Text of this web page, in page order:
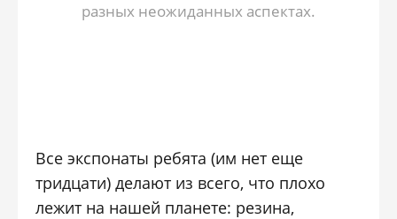
разных неожиданных аспектах.
Все экспонаты ребята (им нет еще
тридцати) делают из всего, что плохо
лежит на нашей планете: резина,